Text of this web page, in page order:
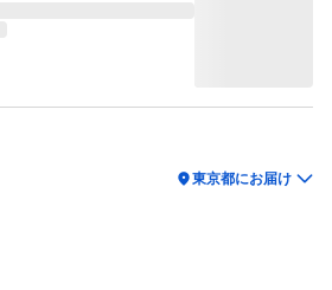
location_on東京都にお届け